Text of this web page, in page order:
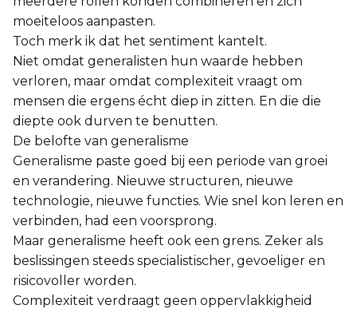
moeiteloos aanpasten.
Toch merk ik dat het sentiment kantelt.
Niet omdat generalisten hun waarde hebben
verloren, maar omdat complexiteit vraagt om
mensen die ergens écht diep in zitten. En die die
diepte ook durven te benutten.
De belofte van generalisme
Generalisme paste goed bij een periode van groei
en verandering. Nieuwe structuren, nieuwe
technologie, nieuwe functies. Wie snel kon leren en
verbinden, had een voorsprong.
Maar generalisme heeft ook een grens. Zeker als
beslissingen steeds specialistischer, gevoeliger en
risicovoller worden.
Complexiteit verdraagt geen oppervlakkigheid